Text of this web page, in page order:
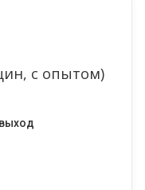
с опытом)